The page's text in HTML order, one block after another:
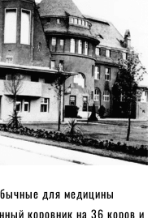
для медицины
коровник на 36 коров и